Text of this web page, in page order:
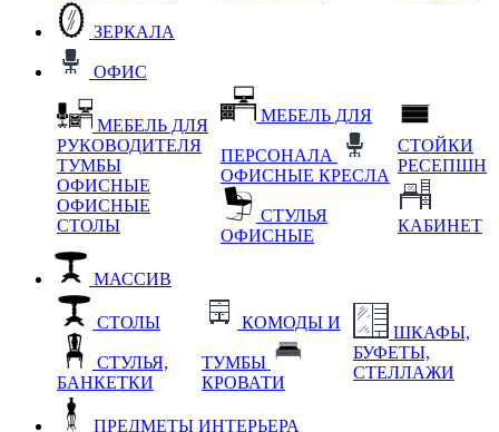
ЗЕРКАЛА
ОФИС
МЕБЕЛЬ ДЛЯ
РУКОВОДИТЕЛЯ
ТУМБЫ
ОФИСНЫЕ
ОФИСНЫЕ
СТОЛЫ
МЕБЕЛЬ ДЛЯ
ПЕРСОНАЛА
ОФИСНЫЕ КРЕСЛА
СТУЛЬЯ
ОФИСНЫЕ
СТОЙКИ
РЕСЕПШН
КАБИНЕТ
МАССИВ
СТОЛЫ
СТУЛЬЯ,
БАНКЕТКИ
КОМОДЫ И
ТУМБЫ
КРОВАТИ
ШКАФЫ,
БУФЕТЫ,
СТЕЛЛАЖИ
ПРЕДМЕТЫ ИНТЕРЬЕРА